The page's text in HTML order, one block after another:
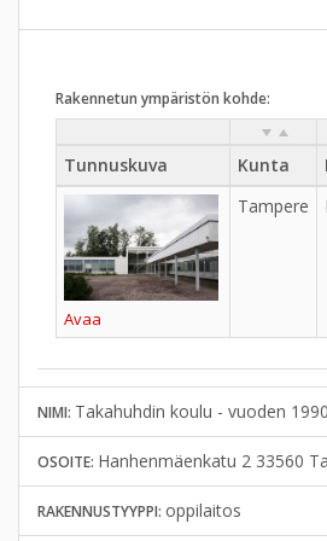
Rakennetun ympäristön kohde:
Tunnuskuva Kunta
Avaa
Tampere
NIMI: Takahuhdin koulu - vuoden
OSOITE: Hanhenmäenkatu 2 33560
RAKENNUSTYYPPI: oppilaitos